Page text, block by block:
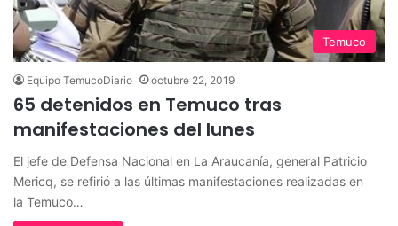
Temuco
Equipo TemucoDiario octubre 22, 2019
65 detenidos en Temuco tras
manifestaciones del lunes
El jefe de Defensa Nacional en La Araucanía, general Patricio
Mericq, se refirió a las últimas manifestaciones realizadas en
la Temuco…